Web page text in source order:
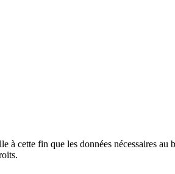
à cette fin que les données nécessaires